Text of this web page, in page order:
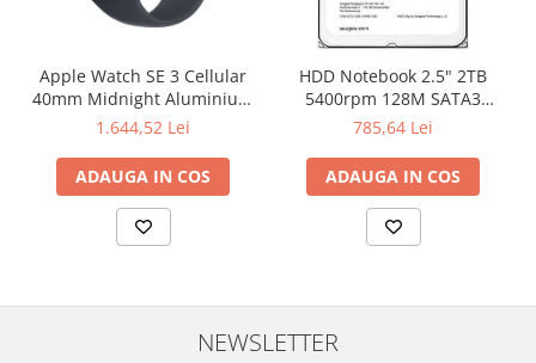
Servere & Componente
Servere
Software
Retelistica & Supraveghere
Imprimante
Apple Watch SE 3 Cellular
40mm Midnight Aluminium
Case with Midnight Sport
1.644,52 Lei
ADAUGA IN COS
HDD Notebook 2.5" 2TB
5400rpm 128M SATA3
SEAGATE
785,64 Lei
ADAUGA IN COS
NEWSLETTER